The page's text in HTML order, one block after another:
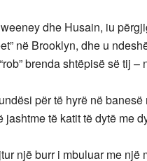
dhe Husain, iu
në Brooklyn, dhe u
brenda shtëpisë së tij –
për të hyrë në banesë
të katit të dytë me
një burr i mbuluar me një